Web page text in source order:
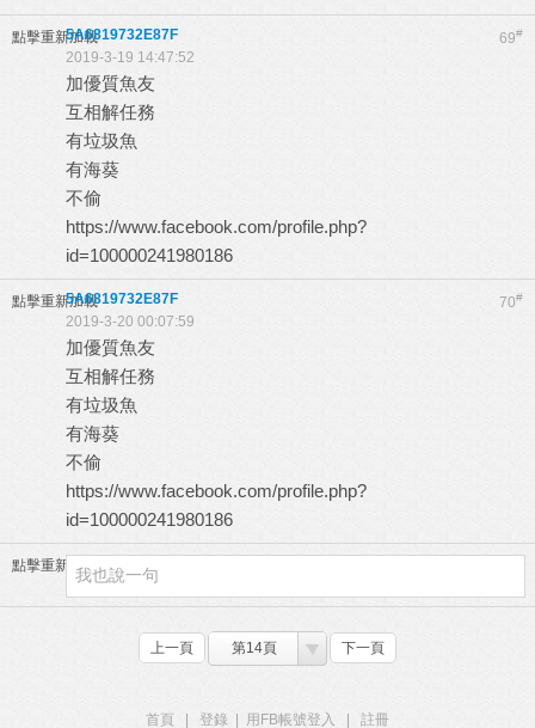
點擊重新加載 69#
5A6819732E87F
2019-3-19 14:47:52
加優質魚友
互相解任務
有垃圾魚
有海葵
不偷
https://www.facebook.com/profile.php?
id=100000241980186
點擊重新加載 70#
5A6819732E87F
2019-3-20 00:07:59
加優質魚友
互相解任務
有垃圾魚
有海葵
不偷
https://www.facebook.com/profile.php?
id=100000241980186
點擊重新加載
上一頁 第14頁 下一頁
首頁 登錄 用FB帳號登入 註冊